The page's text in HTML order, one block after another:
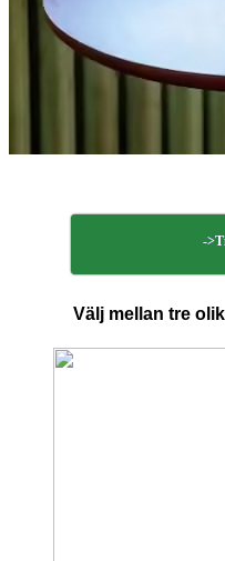
-
Välj mellan tre